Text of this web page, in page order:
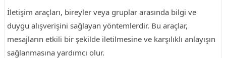
İletişim araçları, bireyler veya gruplar arasında bilgi ve
duygu alışverişini sağlayan yöntemlerdir. Bu araçlar,
mesajların etkili bir şekilde iletilmesine ve karşılıklı anlayışın
sağlanmasına yardımcı olur.